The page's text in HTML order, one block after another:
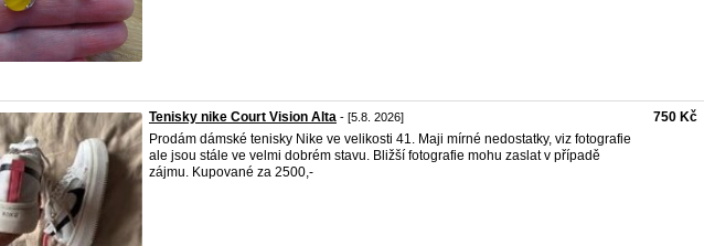
Tenisky nike Court Vision Alta - [5.8. 2026]
Prodám dámské tenisky Nike ve velikosti 41. Maji mírné nedostatky, viz fotografie
ale jsou stále ve velmi dobrém stavu. Bližší fotografie mohu zaslat v případě
zájmu. Kupované za 2500,-
750 Kč